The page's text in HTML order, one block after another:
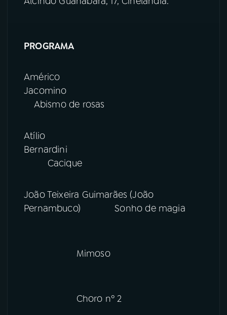
PROGRAMA
Américo
Jacomino
Abismo de rosas
Atílio
Bernardini
Cacique
João Teixeira Guimarães (João
Pernambuco) Sonho de magia
Mimoso
Choro nº 2